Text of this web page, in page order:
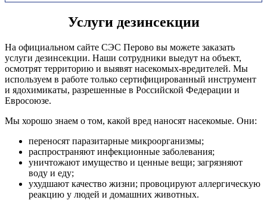
Услуги дезинсекции
На официальном сайте СЭС Перово вы можете заказать
услуги дезинсекции. Наши сотрудники выедут на объект,
осмотрят территорию и выявят насекомых-вредителей. Мы
используем в работе только сертифицированный инструмент
и ядохимикаты, разрешенные в Российской Федерации и
Евросоюзе.
Мы хорошо знаем о том, какой вред наносят насекомые. Они:
переносят паразитарные микроорганизмы;
распространяют инфекционные заболевания;
уничтожают имущество и ценные вещи; загрязняют
воду и еду;
ухудшают качество жизни; провоцируют аллергическую
реакцию у людей и домашних животных.